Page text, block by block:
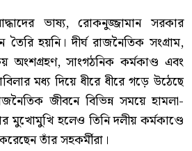
ভাষ্য, রোকনুজ্জামান সরকার
হয়নি। দীর্ঘ রাজনৈতিক সংগ্রাম,
অংশগ্রহণ, সাংগঠনিক কর্মকাণ্ড এবং
মধ্য দিয়ে ধীরে ধীরে গড়ে উঠেছে
জীবনে বিভিন্ন সময়ে হামলা-
মুখোমুখি হলেও তিনি দলীয় কর্মকাণ্ডে
তাঁর সহকর্মীরা।